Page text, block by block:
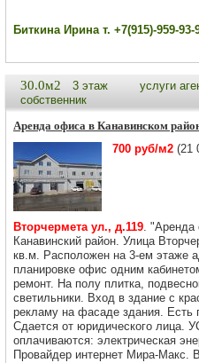
Биткина Ирина т. +7(915)-959-93-
30.0м2 3 этаж
услуги
собственник
Аренда офиса в Канавинском
700 руб/м2 (21
Вторчермета ул., д.119. "Аренда
Канавинский район. Улица
кв.м. Расположен на 3-ем этаже
планировке офис одним
ремонт. На полу плитка,
светильники. Вход в здание с
рекламу на фасаде здания. Есть
Сдается от юридического лица.
оплачиваются: электрическая
Провайдер интернет Мира-Макс.